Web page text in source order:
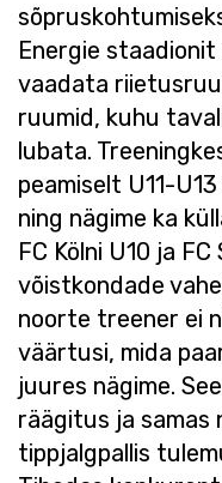
Energie staadionit
vaadata
ruumid, kuhu
lubata.
peamiselt U11-
ning nägime ka
FC Kölni U10 ja
võistkondade
noorte treener ei
väärtusi, mida
juures nägime.
räägitus ja samas
tippjalgpallis